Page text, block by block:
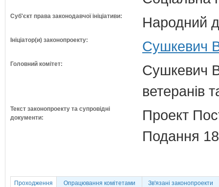
Суб'єкт права законодавчої ініціативи: Народний
Ініціатор(и) законопроекту: Сушкевич
Головний комітет:
Сушкевич
ветеранів
Текст законопроекту та супровідні
документи:
Проект
Подання
Проходження Опрацювання комітетами Зв'язані законопроекти